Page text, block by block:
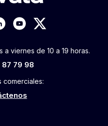
a viernes de 10 a 19 horas.
87 79 98
comerciales: